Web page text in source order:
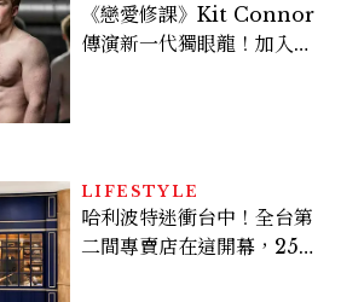
《戀愛修課》Kit Connor
傳演新一代獨眼龍！加入新
LIFESTYLE
哈利波特迷衝台中！全台第
二間專賣店在這開幕，25週